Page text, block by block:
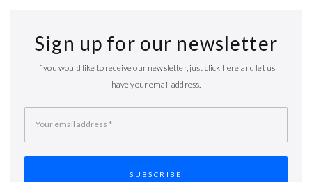
Sign up for our newsletter
If you would like to receive our newsletter, just click here and let us
have your email address.
Your email address *